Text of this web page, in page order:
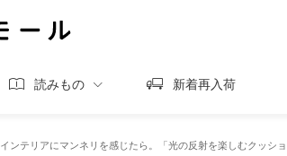
読みもの 新着再入荷
インテリアにマンネリを感じたら。「光の反射を楽しむクッシ